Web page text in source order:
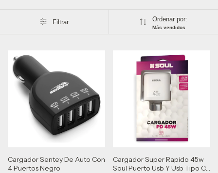
Filtrar Ordenar por:
Más vendidos
Cargador Sentey De Auto Con
4 Puertos Negro
Cargador Super Rapido 45w
Soul Puerto Usb Y Usb Tipo C